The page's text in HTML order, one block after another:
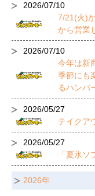
2026/07/10
7/21(火)
から営業
2026/07/10
今年は新
季節にも
るハンバ
2026/05/27
テイクア
2026/05/27
「夏氷
2026年